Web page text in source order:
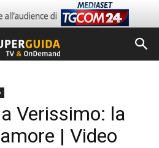
Verissimo: la
| Video